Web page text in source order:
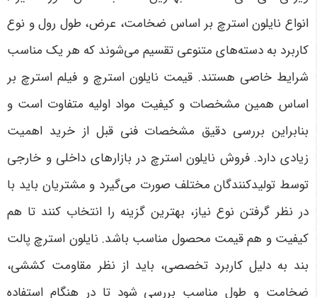
انواع نایلون استرچ بر اساس ضخامت، عرض، طول رول و نوع
کاربرد به دسته‌های متنوعی تقسیم می‌شوند که هر یک مناسب
شرایط خاصی هستند. قیمت نایلون استرچ و فیلم استرچ بر
اساس همین مشخصات و کیفیت مواد اولیه متفاوت است و
بنابراین بررسی دقیق مشخصات فنی قبل از خرید اهمیت
زیادی دارد. فروش نایلون استرچ در بازارهای داخلی و خارجی
توسط تولیدکنندگان مختلف صورت می‌گیرد و مشتریان باید با
در نظر گرفتن نوع نیاز، بهترین گزینه را انتخاب کنند تا هم
کیفیت و هم قیمت محصول مناسب باشد. نایلون استرچ پالت
بند به دلیل کاربرد تخصصی، باید از نظر مقاومت کششی،
ضخامت و طول مناسب بررسی شود تا در هنگام استفاده